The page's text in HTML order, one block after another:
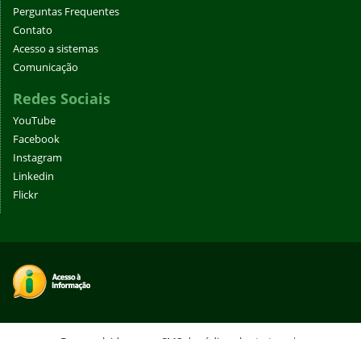
Perguntas Frequentes
Contato
Acesso a sistemas
Comunicação
Redes Sociais
YouTube
Facebook
Instagram
Linkedin
Flickr